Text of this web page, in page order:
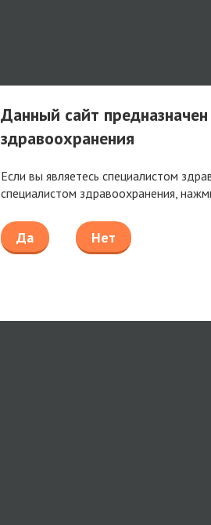
Данный сайт
здравоохранения
Если вы являетесь специалистом
специалистом здравоохранения,
Да Нет